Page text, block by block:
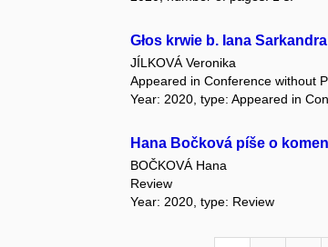
Głos krwie b. Iana
JÍLKOVÁ Veronika
Appeared in Conference without
Year: 2020, type: Appeared in
Hana Bočková píše o
BOČKOVÁ Hana
Review
Year: 2020, type: Review